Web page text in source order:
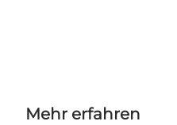
Mehr erfahren